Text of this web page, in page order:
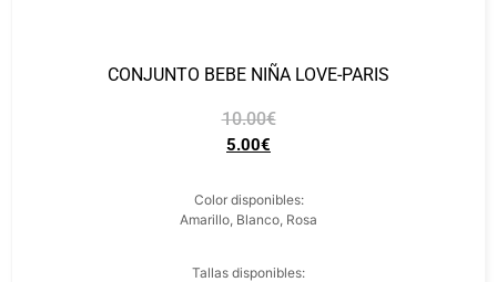
CONJUNTO BEBE NIÑA LOVE-PARIS
10.00€
5.00€
Color disponibles:
Amarillo, Blanco, Rosa
Tallas disponibles: